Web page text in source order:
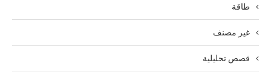
طاقة
غير مصنف
قصص تحليلية